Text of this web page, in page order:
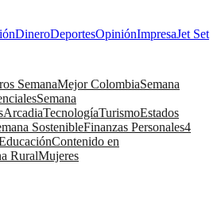
DineroDeportesOpiniónImpresaJet Set
SemanaMejor ColombiaSemana
Semana
ArcadiaTecnologíaTurismoEstados
SostenibleFinanzas Personales4
Contenido en
RuralMujeres